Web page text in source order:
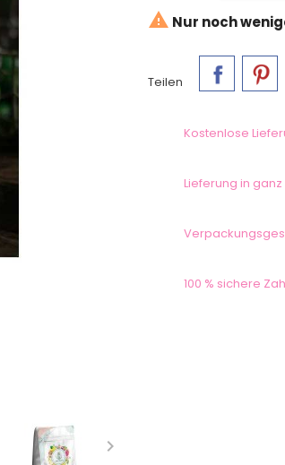

 Nur noch
Teilen
Kostenlose
Lieferung in
100 % sichere